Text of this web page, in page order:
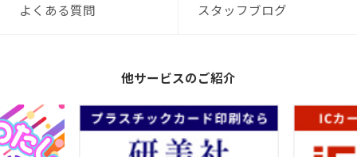
よくある質問 スタッフブログ
他サービスのご紹介